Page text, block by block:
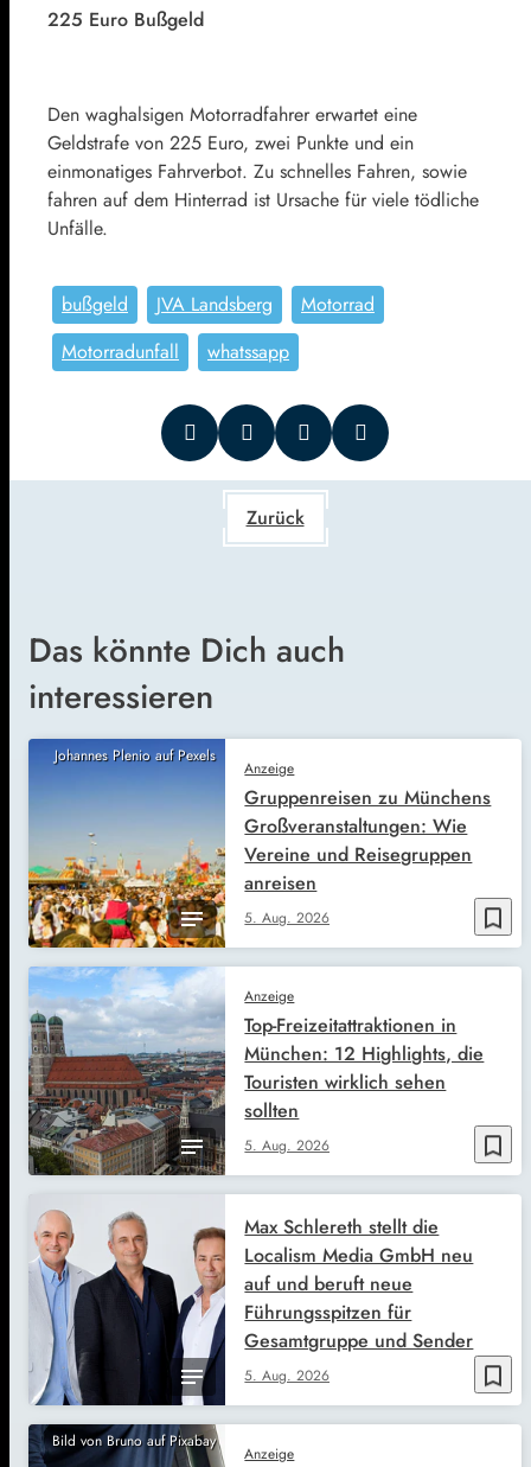
225 Euro Bußgeld
Den waghalsigen Motorradfahrer erwartet eine
Geldstrafe von 225 Euro, zwei Punkte und ein
einmonatiges Fahrverbot. Zu schnelles Fahren, sowie
fahren auf dem Hinterrad ist Ursache für viele tödliche
Unfälle.
bußgeld JVA Landsberg
Motorrad
Motorradunfall
whatssapp
Zurück
Das könnte Dich auch
interessieren
Johannes Plenio auf Pexels
bookmark_border
Anzeige
5. Aug. 2026
Gruppenreisen zu Münchens
Großveranstaltungen: Wie
Vereine und Reisegruppen
anreisen
bookmark_border
Anzeige
5. Aug. 2026
Top-Freizeitattraktionen in
München: 12 Highlights, die
Touristen wirklich sehen
sollten
bookmark_border
5. Aug. 2026
Max Schlereth stellt die
Localism Media GmbH neu
auf und beruft neue
Führungsspitzen für
Gesamtgruppe und Sender
Bild von Bruno auf Pixabay
Anzeige